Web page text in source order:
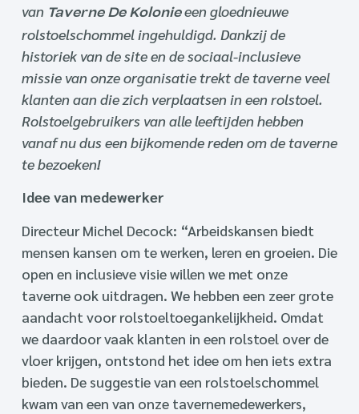
van Taverne De Kolonieeen gloednieuwe
rolstoelschommel ingehuldigd. Dankzij de
historiek van de site en de sociaal-inclusieve
missie van onze organisatie trekt de taverne veel
klanten aan die zich verplaatsen in een rolstoel.
Rolstoelgebruikers van alle leeftijden hebben
vanaf nu dus een bijkomende reden om de taverne
te bezoeken!
Idee van medewerker
Directeur Michel Decock: “Arbeidskansen biedt
mensen kansen om te werken, leren en groeien. Die
open en inclusieve visie willen we met onze
taverne ook uitdragen. We hebben een zeer grote
aandacht voor rolstoeltoegankelijkheid. Omdat
we daardoor vaak klanten in een rolstoel over de
vloer krijgen, ontstond het idee om hen iets extra
bieden. De suggestie van een rolstoelschommel
kwam van een van onze tavernemedewerkers,